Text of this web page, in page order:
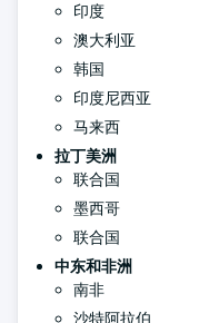
印度
澳大利亚
韩国
印度尼西亚
马来西
拉丁美洲
联合国
墨西哥
联合国
中东和非洲
南非
沙特阿拉伯